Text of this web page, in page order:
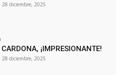
28 diciembre, 2025
¡IMPRESIONANTE!
28 diciembre, 2025